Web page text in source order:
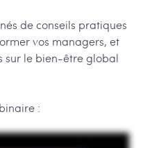
de conseils pratiques
vos managers, et
sur le bien-être global
: